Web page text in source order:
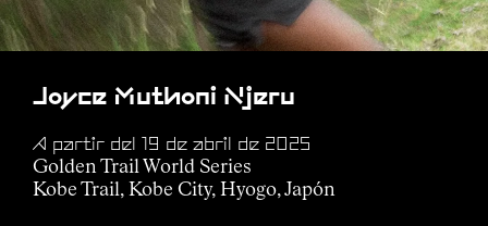
Joyce Muthoni Njeru
A partir del 19 de abril de 2025
Golden Trail World Series
Kobe Trail, Kobe City, Hyogo, Japón